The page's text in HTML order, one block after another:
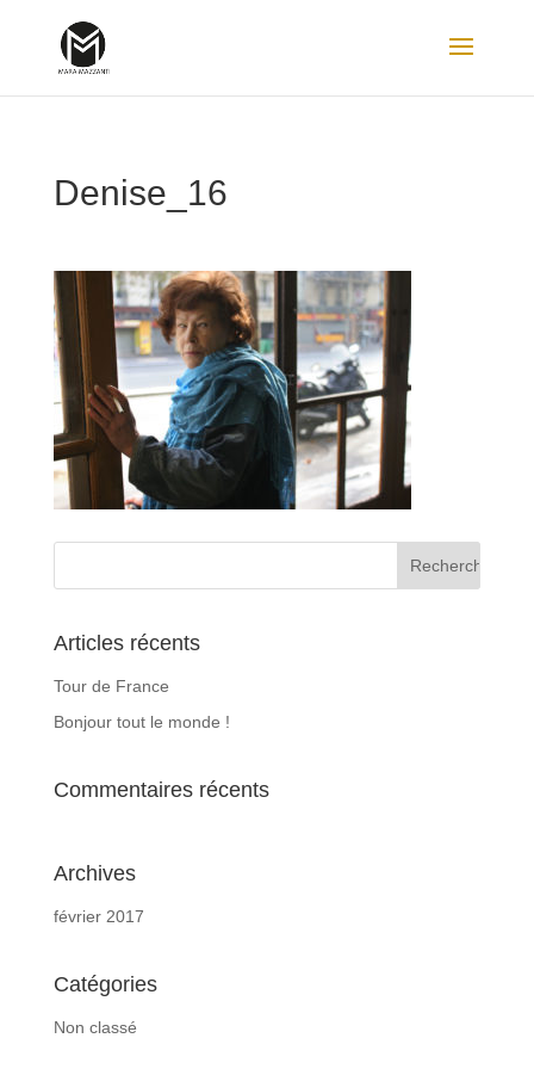
Denise_16
Articles récents
Tour de France
Bonjour tout le monde !
Commentaires récents
Archives
février 2017
Catégories
Non classé